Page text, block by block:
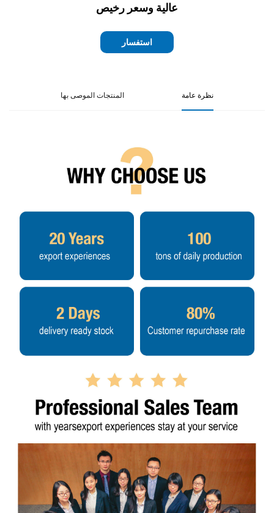
عالية وسعر رخيص
استفسار
نظرة عامة المنتجات الموصى بها